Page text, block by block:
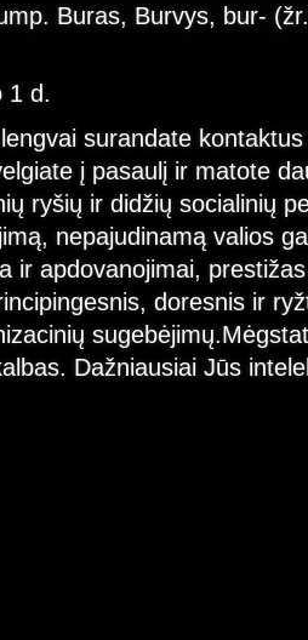
Buras, Burvys, bur-
1 d.
surandate
į pasaulį ir matote
ryšių ir didžių socialinių
nepajudinamą valios
ir apdovanojimai,
doresnis ir
Dažniausiai Jūs